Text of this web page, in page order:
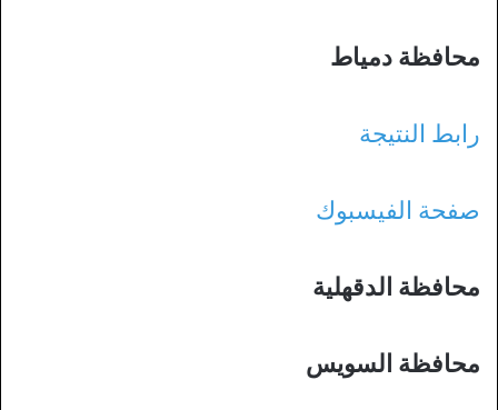
محافظة دمياط
رابط النتيجة
صفحة الفيسبوك
محافظة الدقهلية
محافظة السويس